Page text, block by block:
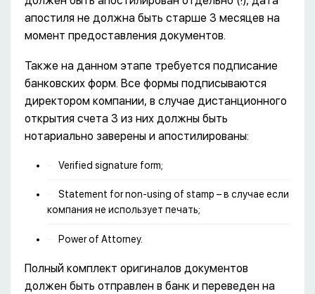
апостиля не должна быть старше 3 месяцев на
момент предоставления документов.
Также на данном этапе требуется подписание
банковских форм. Все формы подписываются
директором компании, в случае дистанционного
открытия счета 3 из них должны быть
нотариально заверены и апостилированы:
Verified signature form;
Statement for non-using of stamp – в случае если
компания не использует печать;
Power of Attorney.
Полный комплект оригиналов документов
должен быть отправлен в банк и переведен на